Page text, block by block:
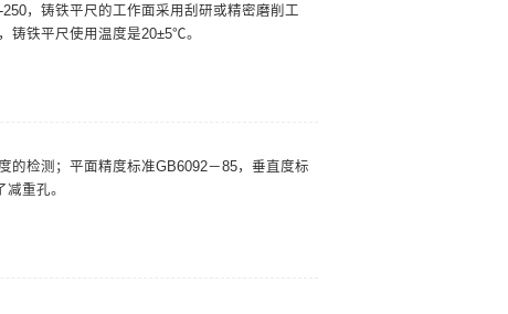
，铸铁平尺的工作面采用刮研或精密磨削工
铸铁平尺使用温度是20±5℃。
的检测；平面精度标准GB6092－85，垂直度标
重孔。